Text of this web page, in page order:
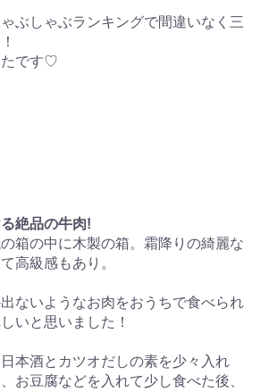
ぶしゃぶランキングで間違いなく三
たです♡
絶品の牛肉!
箱の中に木製の箱。霜降りの綺麗な
高級感もあり。
ないようなお肉をおうちで食べられ
いと思いました！
本酒とカツオだしの素を少々入れ
お豆腐などを入れて少し食べた後、